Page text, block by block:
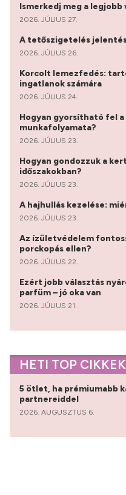
Ismerkedj meg a legjobb
2026. JÚLIUS 27.
A tetőszigetelés
2026. JÚLIUS 26.
Korcolt lemezfedés:
ingatlanok számára
2026. JÚLIUS 24.
Hogyan gyorsítható fel
munkafolyamata?
2026. JÚLIUS 23.
Hogyan gondozzuk a
időszakokban?
2026. JÚLIUS 23.
A hajhullás kezelése:
2026. JÚLIUS 23.
Az ízületvédelem
porckopás ellen?
2026. JÚLIUS 22.
Ezért jobb választás
parfüm – jó oka van
2026. JÚLIUS 21.
HETI TOP CIKKEK
5 ötlet, ha prémiumabb
partnereiddel
2026. AUGUSZTUS 6.